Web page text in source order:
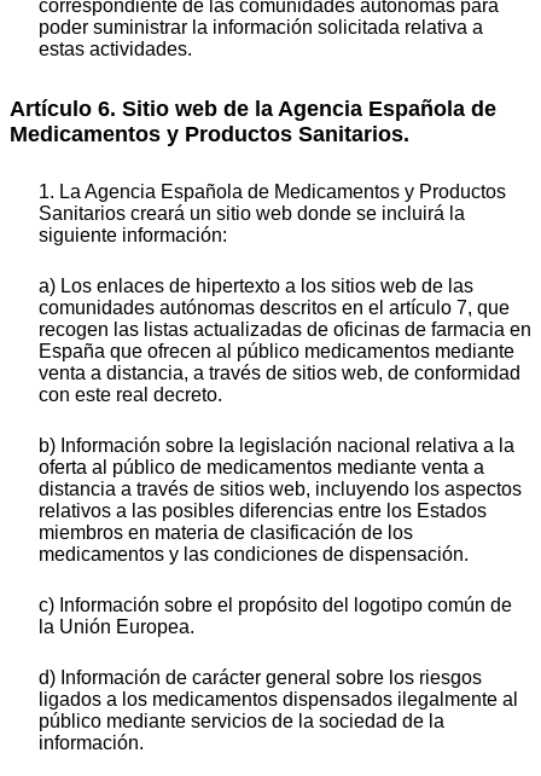
correspondiente de las comunidades autónomas para
poder suministrar la información solicitada relativa a
estas actividades.
Artículo 6. Sitio web de la Agencia Española de
Medicamentos y Productos Sanitarios.
1. La Agencia Española de Medicamentos y Productos
Sanitarios creará un sitio web donde se incluirá la
siguiente información:
a) Los enlaces de hipertexto a los sitios web de las
comunidades autónomas descritos en el artículo 7, que
recogen las listas actualizadas de oficinas de farmacia en
España que ofrecen al público medicamentos mediante
venta a distancia, a través de sitios web, de conformidad
con este real decreto.
b) Información sobre la legislación nacional relativa a la
oferta al público de medicamentos mediante venta a
distancia a través de sitios web, incluyendo los aspectos
relativos a las posibles diferencias entre los Estados
miembros en materia de clasificación de los
medicamentos y las condiciones de dispensación.
c) Información sobre el propósito del logotipo común de
la Unión Europea.
d) Información de carácter general sobre los riesgos
ligados a los medicamentos dispensados ilegalmente al
público mediante servicios de la sociedad de la
información.